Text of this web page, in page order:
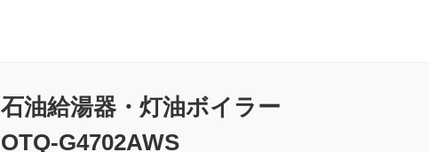
石油給湯器・灯油ボイラー
OTQ-G4702AWS